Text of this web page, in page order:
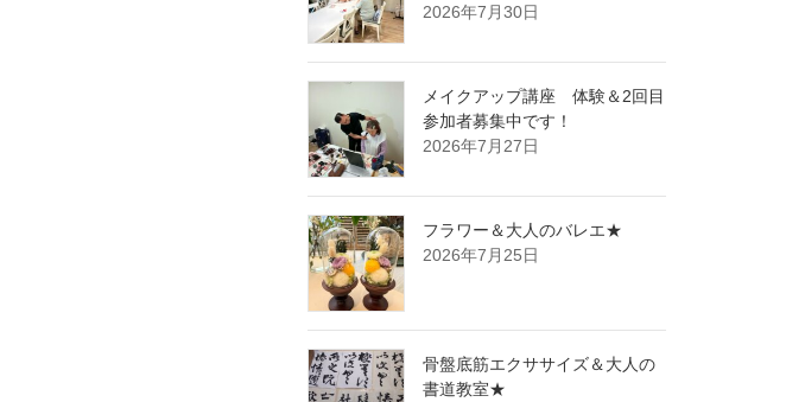
2026年7月30日
メイクアップ講座 体験＆2回目
参加者募集中です！
2026年7月27日
フラワー＆大人のバレエ★
2026年7月25日
骨盤底筋エクササイズ＆大人の
書道教室★